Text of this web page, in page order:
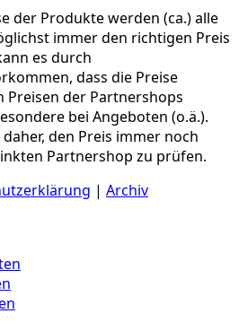
der Produkte werden (ca.) alle
immer den richtigen Preis
es durch
dass die Preise
der Partnershops
bei Angeboten (o.ä.).
den Preis immer noch
Partnershop zu prüfen.
| Archiv